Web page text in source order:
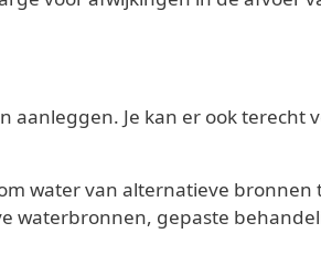
Je kan er ook terecht
water van alternatieve bronnen
waterbronnen, gepaste